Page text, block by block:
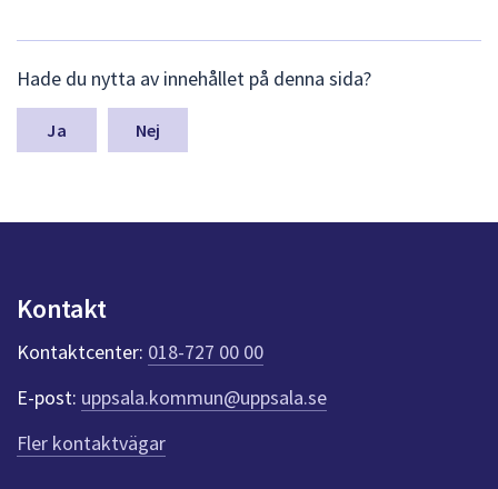
ä
m
a
n
k
t
e
r
f
ö
r
Hade du nytta av innehållet på denna sida?
Nej
Kontakt
Kontaktcenter: 018-727 00 00
E-post: uppsala.kommun@uppsala.se
Fler kontaktvägar